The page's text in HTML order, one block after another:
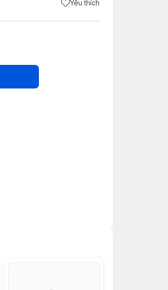
Yêu thích